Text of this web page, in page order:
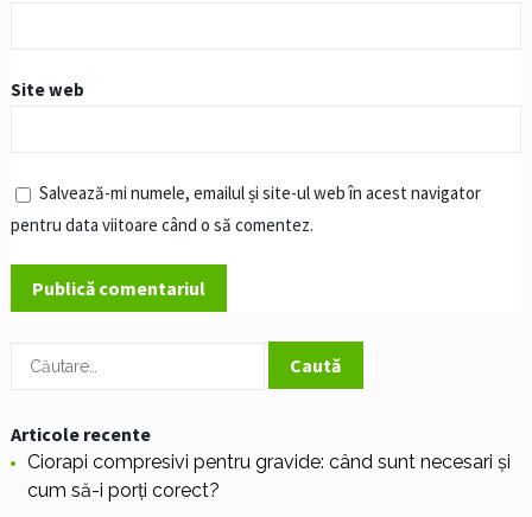
Site web
Salvează-mi numele, emailul și site-ul web în acest navigator
pentru data viitoare când o să comentez.
Caută
Articole recente
Ciorapi compresivi pentru gravide: când sunt necesari și
cum să-i porți corect?